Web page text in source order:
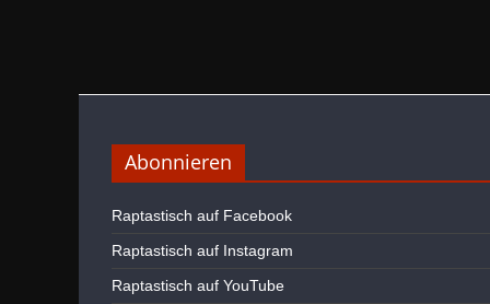
Abonnieren
Raptastisch auf Facebook
Raptastisch auf Instagram
Raptastisch auf YouTube